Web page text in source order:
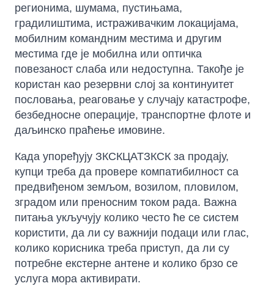
регионима, шумама, пустињама,
градилиштима, истраживачким локацијама,
мобилним командним местима и другим
местима где је мобилна или оптичка
повезаност слаба или недоступна. Такође је
користан као резервни слој за континуитет
пословања, реаговање у случају катастрофе,
безбедносне операције, транспортне флоте и
даљинско праћење имовине.
Када упоређују ЗКСКЦАТЗКСК за продају,
купци треба да провере компатибилност са
предвиђеном земљом, возилом, пловилом,
зградом или преносним током рада. Важна
питања укључују колико често ће се систем
користити, да ли су важнији подаци или глас,
колико корисника треба приступ, да ли су
потребне екстерне антене и колико брзо се
услуга мора активирати.